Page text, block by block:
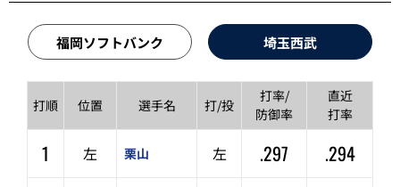
福岡ソフトバンク 埼玉西武
打順 位置 選手名 打/投
打率/
防御率
直近
打率
1 左 栗山 左 .297
.294